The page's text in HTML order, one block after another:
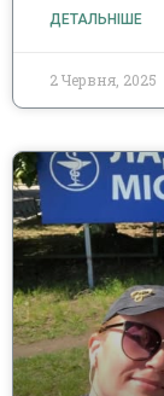
ДЕТАЛЬНІШЕ
2 Червня, 2025